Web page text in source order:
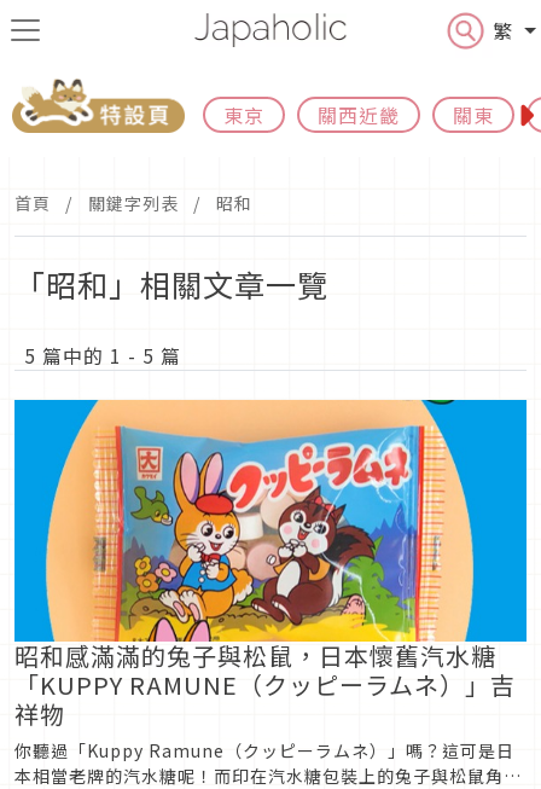
繁
東京 關西近畿 關東
首頁 關鍵字列表 昭和
「昭和」相關文章一覽
5 篇中的 1 - 5 篇
昭和感滿滿的兔子與松鼠，日本懷舊汽水糖
「KUPPY RAMUNE（クッピーラムネ）」吉
祥物
你聽過「Kuppy Ramune（クッピーラムネ）」嗎？這可是日
本相當老牌的汽水糖呢！而印在汽水糖包裝上的兔子與松鼠角